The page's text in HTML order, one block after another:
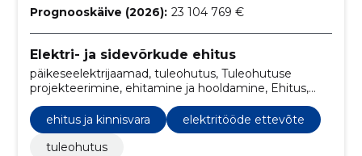
Prognooskäive (2026): 23 104 769 €
Elektri- ja sidevõrkude ehitus
päikeseelektrijaamad, tuleohutus, Tuleohutuse
projekteerimine, ehitamine ja hooldamine, Ehitus,
Projekteerimine, paigaldus, müük, hooldus,
reguleerimine, käidukorralduse
ehitus ja kinnisvara
elektritööde ettevõte
tuleohutus